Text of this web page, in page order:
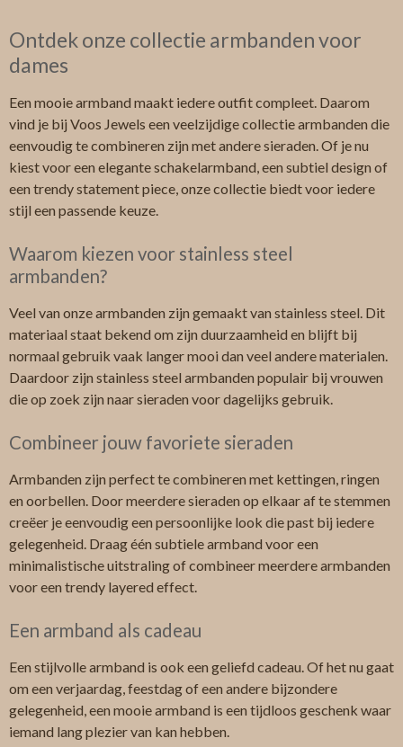
Ontdek onze collectie armbanden voor
dames
Een mooie armband maakt iedere outfit compleet. Daarom
vind je bij Voos Jewels een veelzijdige collectie armbanden die
eenvoudig te combineren zijn met andere sieraden. Of je nu
kiest voor een elegante schakelarmband, een subtiel design of
een trendy statement piece, onze collectie biedt voor iedere
stijl een passende keuze.
Waarom kiezen voor stainless steel
armbanden?
Veel van onze armbanden zijn gemaakt van stainless steel. Dit
materiaal staat bekend om zijn duurzaamheid en blijft bij
normaal gebruik vaak langer mooi dan veel andere materialen.
Daardoor zijn stainless steel armbanden populair bij vrouwen
die op zoek zijn naar sieraden voor dagelijks gebruik.
Combineer jouw favoriete sieraden
Armbanden zijn perfect te combineren met kettingen, ringen
en oorbellen. Door meerdere sieraden op elkaar af te stemmen
creëer je eenvoudig een persoonlijke look die past bij iedere
gelegenheid. Draag één subtiele armband voor een
minimalistische uitstraling of combineer meerdere armbanden
voor een trendy layered effect.
Een armband als cadeau
Een stijlvolle armband is ook een geliefd cadeau. Of het nu gaat
om een verjaardag, feestdag of een andere bijzondere
gelegenheid, een mooie armband is een tijdloos geschenk waar
iemand lang plezier van kan hebben.